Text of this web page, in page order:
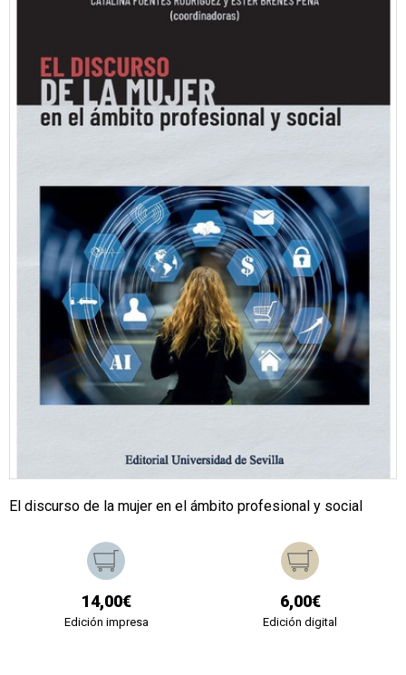
El discurso de la mujer en el ámbito profesional y social
14,00€
Edición impresa
6,00€
Edición digital